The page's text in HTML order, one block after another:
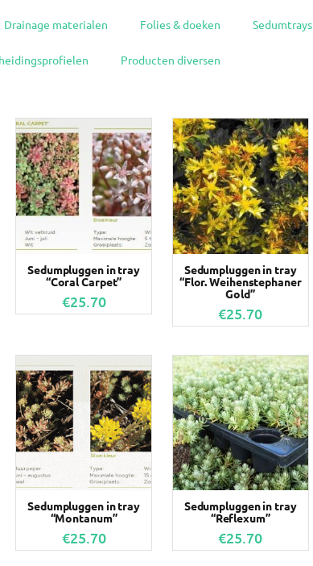
Drainage materialen Folies & doeken Sedumtrays
Producten diversen
Sedumpluggen in tray
“Coral Carpet”
€25.70
Sedumpluggen in tray
“Flor. Weihenstephaner
Gold”
€25.70
Sedumpluggen in tray
“Montanum”
€25.70
Sedumpluggen in tray
“Reflexum”
€25.70